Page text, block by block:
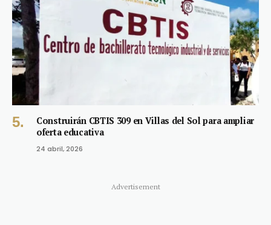
Construirán CBTIS 309 en Villas del Sol para ampliar
oferta educativa
24 abril, 2026
Advertisement